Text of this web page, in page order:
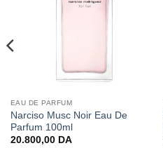
EAU DE PARFUM
Narciso Musc Noir Eau De
Parfum 100ml
20.800,00 DA